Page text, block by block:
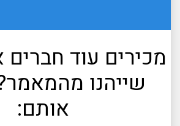
מכירים עוד חברים
שייהנו
אותם: